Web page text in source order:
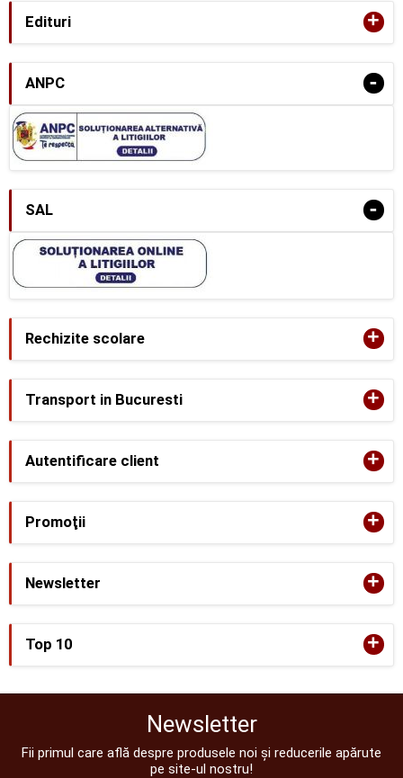
Edituri +
ANPC -
SAL -
Rechizite scolare +
Transport in Bucuresti +
Autentificare client +
Promoţii +
Newsletter +
Top 10 +
Newsletter
Fii primul care află despre produsele noi și reducerile apărute
pe site-ul nostru!